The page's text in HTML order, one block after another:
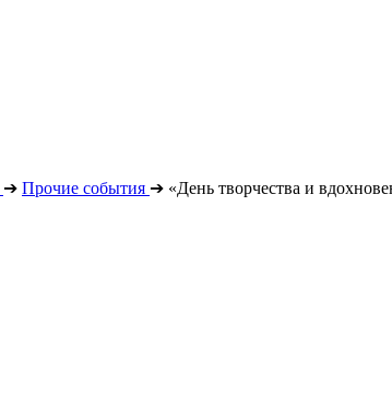
➔ Прочие события ➔ «День творчества и